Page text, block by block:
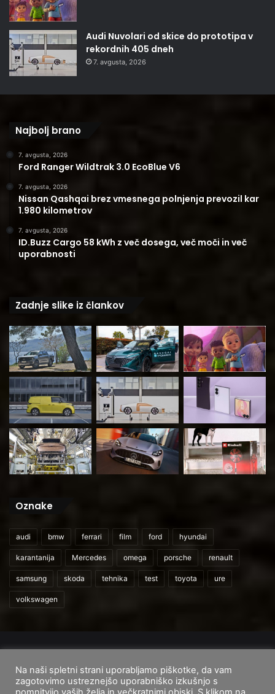
Audi Nuvolari od skice do prototipa v
rekordnih 405 dneh
7. avgusta, 2026
Najbolj brano
7. avgusta, 2026
Ford Ranger Wildtrak 3.0 EcoBlue V6
7. avgusta, 2026
Nissan Qashqai brez vmesnega polnjenja prevozil kar
1.980 kilometrov
7. avgusta, 2026
ID.Buzz Cargo 58 kWh z več dosega, več moči in več
uporabnosti
Zadnje slike iz člankov
Oznake
audi bmw ferrari film ford hyundai
karantanija Mercedes omega porsche renault
samsung skoda tehnika test toyota ure
volkswagen
Domov
O nas Cenik storitev Pogoji uporabe
Na naši spletni strani uporabljamo piškotke, da vam
zagotovimo ustreznejšo uporabniško izkušnjo s